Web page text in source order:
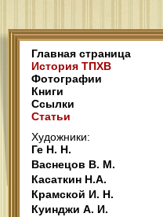
Главная страница
История ТПХВ
Фотографии
Книги
Ссылки
Статьи
Художники:
Ге Н. Н.
Васнецов В. М.
Касаткин Н.А.
Крамской И. Н.
Куинджи А. И.